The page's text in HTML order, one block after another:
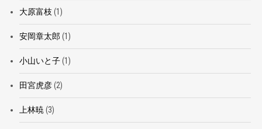
大原富枝 (1)
安岡章太郎 (1)
小山いと子(1)
田宮虎彦(2)
上林暁 (3)